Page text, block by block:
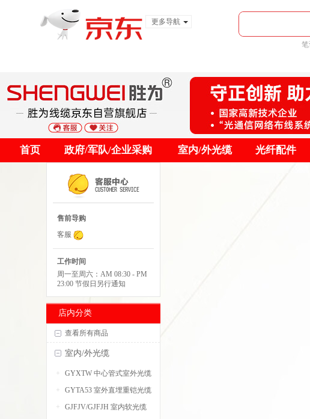
更多导航
笔
首页 室内/外光缆 光纤配件
政府/军队/企业采购
售前导购
客服
工作时间
周一至周六：AM 08:30 - PM
23:00 节假日另行通知
店内分类
查看所有商品
室内/外光缆
GYXTW 中心管式室外光缆
GYTA53 室外直埋重铠光缆
GJFJV/GJFJH 室内软光缆